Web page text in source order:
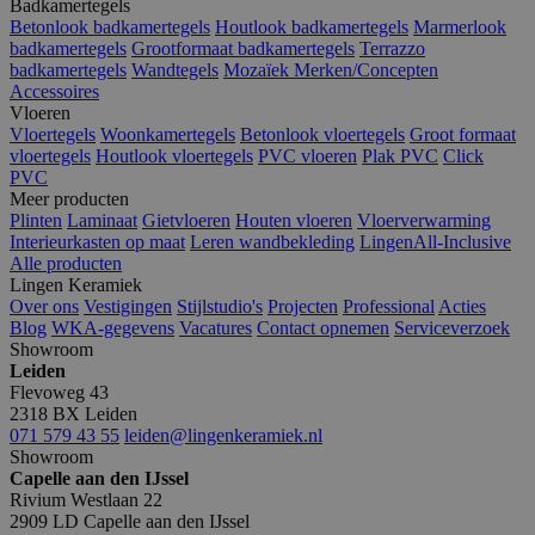
Badkamertegels
Betonlook badkamertegels Houtlook badkamertegels Marmerlook
badkamertegels Grootformaat badkamertegels Terrazzo
badkamertegels Wandtegels Mozaïek Merken/Concepten
Accessoires
Vloeren
Vloertegels Woonkamertegels Betonlook vloertegels Groot formaat
vloertegels Houtlook vloertegels PVC vloeren Plak PVC Click
PVC
Meer producten
Plinten Laminaat Gietvloeren Houten vloeren Vloerverwarming
Interieurkasten op maat Leren wandbekleding LingenAll-Inclusive
Alle producten
Lingen Keramiek
Over ons Vestigingen Stijlstudio's Projecten Professional Acties
Blog WKA-gegevens Vacatures Contact opnemen Serviceverzoek
Showroom
Leiden
Flevoweg 43
2318 BX Leiden
071 579 43 55 leiden@lingenkeramiek.nl
Showroom
Capelle aan den IJssel
Rivium Westlaan 22
2909 LD Capelle aan den IJssel